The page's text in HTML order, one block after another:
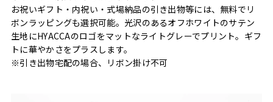
お祝いギフト・内祝い・式場納品の引き出物等には、無料でリ
ボンラッピングも選択可能。光沢のあるオフホワイトのサテン
生地にHYACCAのロゴをマットなライトグレーでプリント。ギフ
トに華やかさをプラスします。
※引き出物宅配の場合、リボン掛け不可